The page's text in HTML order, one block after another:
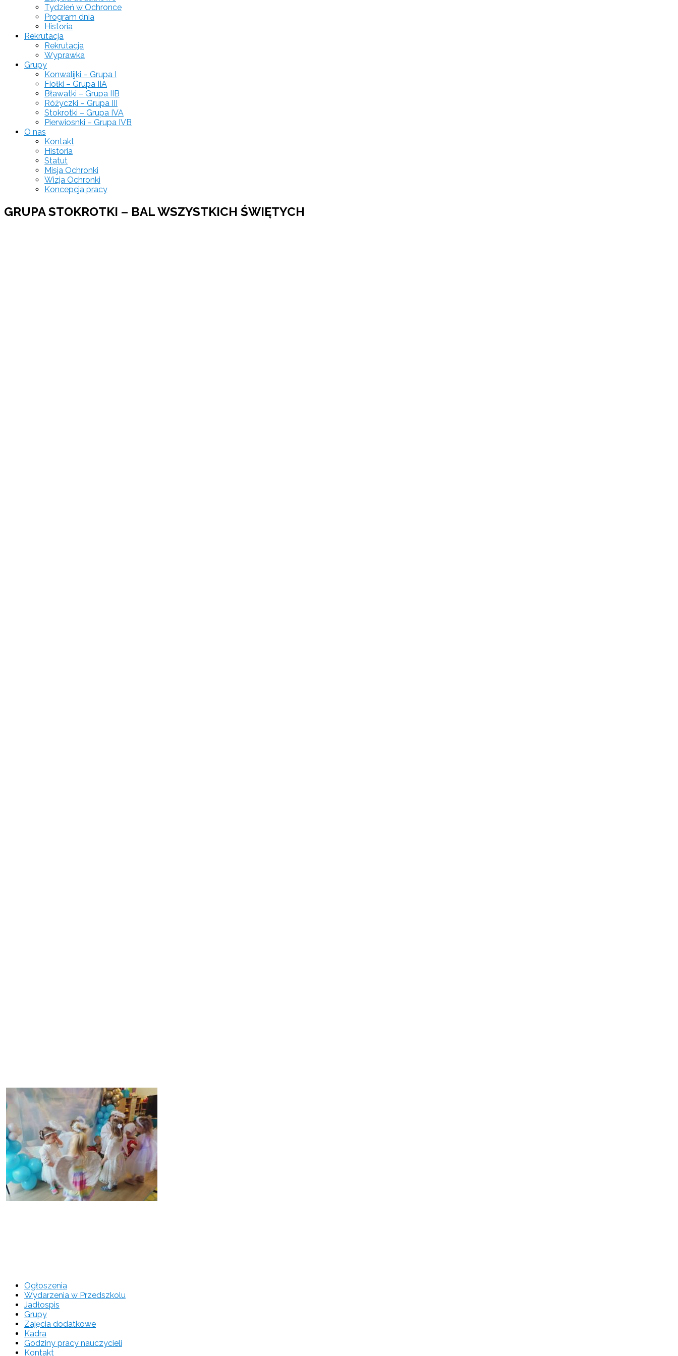
Tydzień w Ochronce
Program dnia
Historia
Rekrutacja
Rekrutacja
Wyprawka
Grupy
Konwalijki – Grupa I
Fiołki – Grupa IIA
Bławatki – Grupa IIB
Różyczki – Grupa III
Stokrotki – Grupa IVA
Pierwiosnki – Grupa IVB
O nas
Kontakt
Historia
Statut
Misja Ochronki
Wizja Ochronki
Koncepcja pracy
GRUPA STOKROTKI – BAL WSZYSTKICH ŚWIĘTYCH
Ogłoszenia
Wydarzenia w Przedszkolu
Jadłospis
Grupy
Zajęcia dodatkowe
Kadra
Godziny pracy nauczycieli
Kontakt